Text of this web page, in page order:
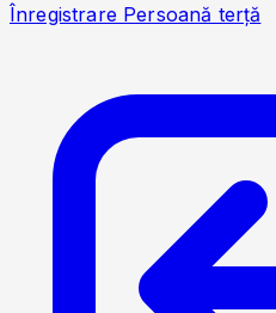
Înregistrare Persoană terță